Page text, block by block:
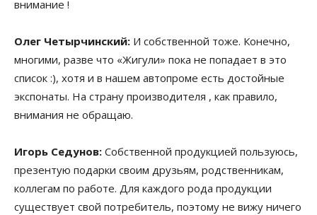
внимание !
Олег Четырчинский: И собственной тоже. Конечно,
многими, разве что «Жигули» пока не попадает в это
список :), хотя и в нашем автопроме есть достойные
экспонаты. На страну производителя , как правило,
внимания не обращаю.
Игорь Седунов: Собственной продукцией пользуюсь,
презентую подарки своим друзьям, родственникам,
коллегам по работе. Для каждого рода продукции
существует свой потребитель, поэтому не вижу ничего